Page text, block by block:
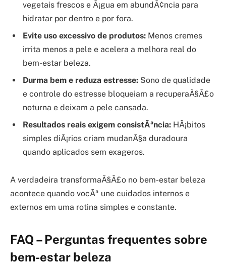
vegetais frescos e Ã¡gua em abundÃ¢ncia para
hidratar por dentro e por fora.
Evite uso excessivo de produtos: Menos cremes
irrita menos a pele e acelera a melhora real do
bem-estar beleza.
Durma bem e reduza estresse: Sono de qualidade
e controle do estresse bloqueiam a recuperaÃ§Ã£o
noturna e deixam a pele cansada.
Resultados reais exigem consistÃªncia: HÃ¡bitos
simples diÃ¡rios criam mudanÃ§a duradoura
quando aplicados sem exageros.
A verdadeira transformaÃ§Ã£o no bem-estar beleza
acontece quando vocÃª une cuidados internos e
externos em uma rotina simples e constante.
FAQ – Perguntas frequentes sobre
bem-estar beleza